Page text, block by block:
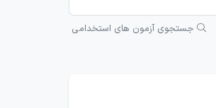
جستجوی آزمون های استخدامی